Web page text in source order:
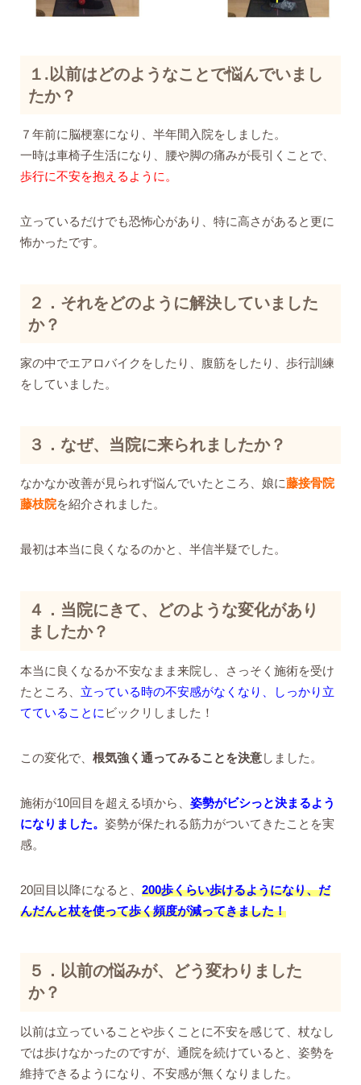
１.以前はどのようなことで悩んでいまし
たか？
７年前に脳梗塞になり、半年間入院をしました。
一時は車椅子生活になり、腰や脚の痛みが長引くことで、
歩行に不安を抱えるように。
立っているだけでも恐怖心があり、特に高さがあると更に
怖かったです。
２．それをどのように解決していました
か？
家の中でエアロバイクをしたり、腹筋をしたり、歩行訓練
をしていました。
３．なぜ、当院に来られましたか？
なかなか改善が見られず悩んでいたところ、娘に藤接骨院
藤枝院を紹介されました。
最初は本当に良くなるのかと、半信半疑でした。
４．当院にきて、どのような変化があり
ましたか？
本当に良くなるか不安なまま来院し、さっそく施術を受け
たところ、 立っている時の不安感がなくなり、しっかり立
てていることに ビックリしました！
この変化で、 根気強く通ってみることを決意しました。
施術が10回目を超える頃から、 姿勢がビシっと決まるよう
になりました。 姿勢が保たれる筋力がついてきたことを実
感。
20回目以降になると、 200歩くらい歩けるようになり、だ
んだんと杖を使って歩く頻度が減ってきました！
５．以前の悩みが、どう変わりました
か？
以前は立っていることや歩くことに不安を感じて、杖なし
では歩けなかったのですが、通院を続けていると、姿勢を
維持できるようになり、不安感が無くなりました。